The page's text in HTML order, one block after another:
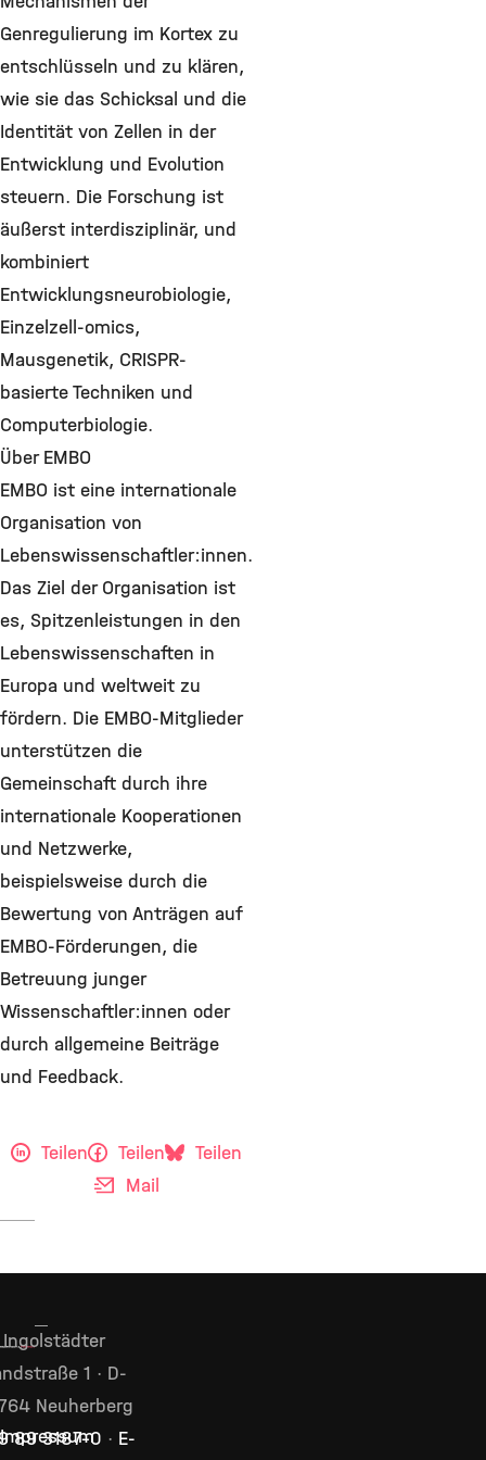
Genregulierung im Kortex zu
entschlüsseln und zu klären,
wie sie das Schicksal und die
Identität von Zellen in der
Entwicklung und Evolution
steuern. Die Forschung ist
äußerst interdisziplinär, und
kombiniert
Entwicklungsneurobiologie,
Einzelzell-omics,
Mausgenetik, CRISPR-
basierte Techniken und
Computerbiologie.
Über EMBO
EMBO ist eine internationale
Organisation von
Lebenswissenschaftler:innen.
Das Ziel der Organisation ist
es, Spitzenleistungen in den
Lebenswissenschaften in
Europa und weltweit zu
fördern. Die EMBO-Mitglieder
unterstützen die
Gemeinschaft durch ihre
internationale Kooperationen
und Netzwerke,
beispielsweise durch die
Bewertung von Anträgen auf
EMBO-Förderungen, die
Betreuung junger
Wissenschaftler:innen oder
durch allgemeine Beiträge
und Feedback.
Teilen Teilen
Teilen
Mail
Impressum
Ingolstädter
1 · D-
Neuherberg
89 3187–0 · E-